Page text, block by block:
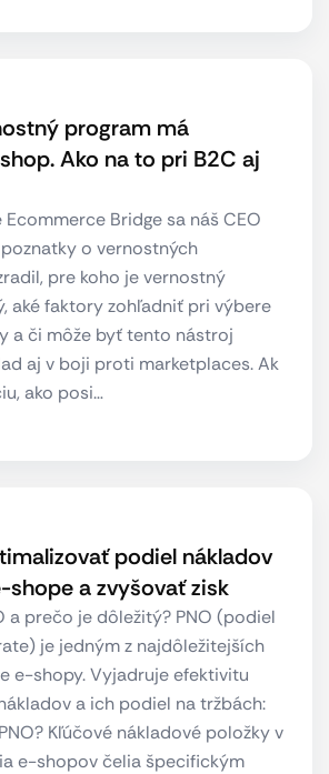
program má
Ako na to pri B2C aj
Bridge sa náš CEO
o vernostných
pre koho je vernostný
aké faktory zohľadniť pri výbere
a či môže byť tento nástroj
aj v boji proti marketplaces. Ak
ako posi…
podiel nákladov
shope a zvyšovať zisk
a prečo je dôležitý? PNO (podiel
je jedným z najdôležitejších
e-shopy. Vyjadruje efektivitu
a ich podiel na tržbách:
Kľúčové nákladové položky v
e-shopov čelia špecifickým